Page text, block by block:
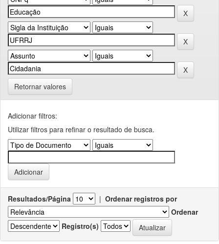
Retornar valores
Adicionar filtros:
Utilizar filtros para refinar o resultado de busca.
Resultados/Página | Ordenar registros por
Ordenar
Registro(s)